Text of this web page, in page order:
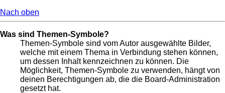
Nach oben
Was sind Themen-Symbole?
Themen-Symbole sind vom Autor ausgewählte Bilder,
welche mit einem Thema in Verbindung stehen können,
um dessen Inhalt kennzeichnen zu können. Die
Möglichkeit, Themen-Symbole zu verwenden, hängt von
deinen Berechtigungen ab, die die Board-Administration
gesetzt hat.